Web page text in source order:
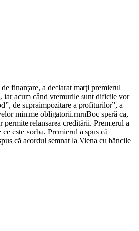
finanţare, a declarat marţi premierul
iar acum când vremurile sunt dificile vor
de supraimpozitare a profiturilor”, a
minime obligatorii.rnrnBoc speră ca,
relansarea creditării. Premierul a
este vorba. Premierul a spus că
că acordul semnat la Viena cu băncile